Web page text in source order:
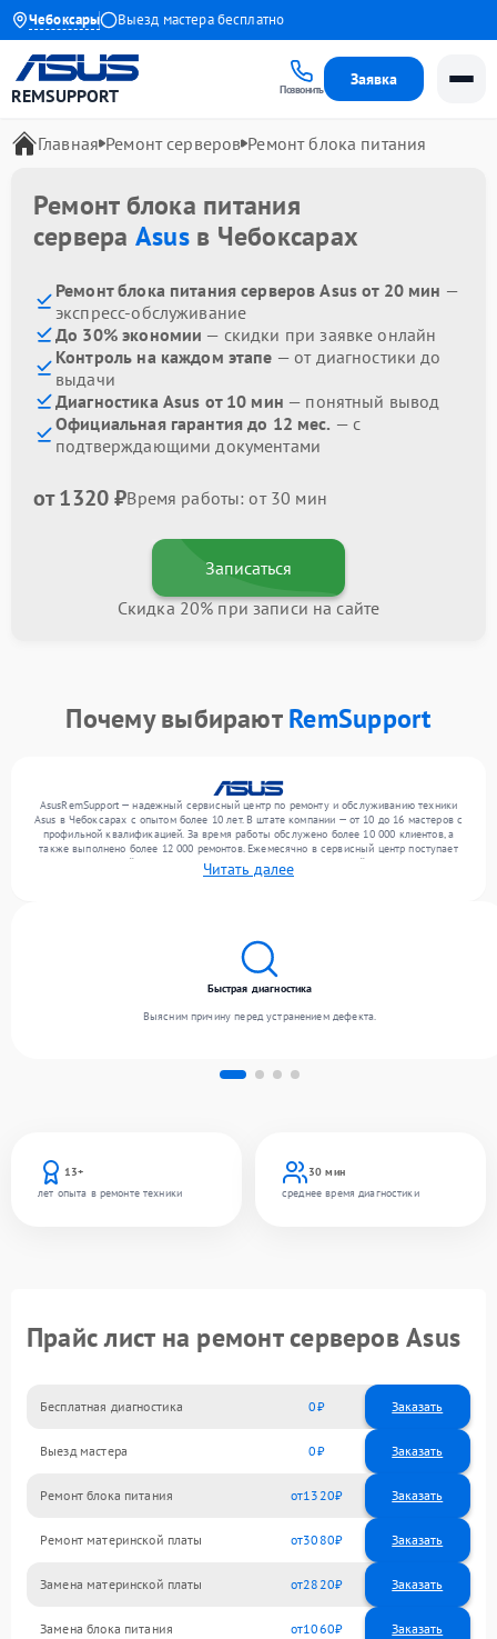
Чебоксары
до 1 года Выезд мастера бесплатно
REMSUPPORT Позвонить
Заявка
Главная Ремонт серверов Ремонт блока питания
Ремонт блока питания
сервера Asusв Чебоксарах
Ремонт блока питания серверов Asus от 20 мин —
экспресс-обслуживание
До 30% экономии — скидки при заявке онлайн
Контроль на каждом этапе — от диагностики до
выдачи
Диагностика Asus от 10 мин — понятный вывод
Официальная гарантия до 12 мес. — с
подтверждающими документами
от 1320 ₽Время работы: от 30 мин
Записаться
Скидка 20% при записи на сайте
Почему выбираютRemSupport
AsusRemSupport — надежный сервисный центр по ремонту и обслуживанию техники
Asus в Чебоксарах с опытом более 10 лет. В штате компании — от 10 до 16 мастеров с
профильной квалификацией. За время работы обслужено более 10 000 клиентов, а
также выполнено более 12 000 ремонтов. Ежемесячно в сервисный центр поступает
от 300 устройств, включая , , . Мы устраняем поломки любой сложности и
обеспечиваем надежный результат благодаря квалификации мастеров.
Читать далее
13+
лет опыта в ремонте техники
30 мин
среднее время диагностики
Быстрая диагностика
Выясним причину перед устранением дефекта.
Прайс лист на ремонт серверов Asus
Бесплатная диагностика 0 Заказать
Выезд мастера 0 Заказать
Ремонт блока питания 1320
Ремонт материнской платы 3080
Замена материнской платы 2820
Замена блока питания 1060